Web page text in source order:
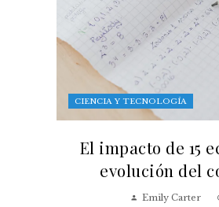
CIENCIA Y TECNOLOGÍA
El impacto de 15
evolución del
Emily Carter